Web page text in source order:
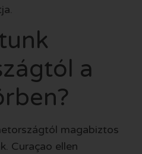
a
magabiztos
Curaçao ellen